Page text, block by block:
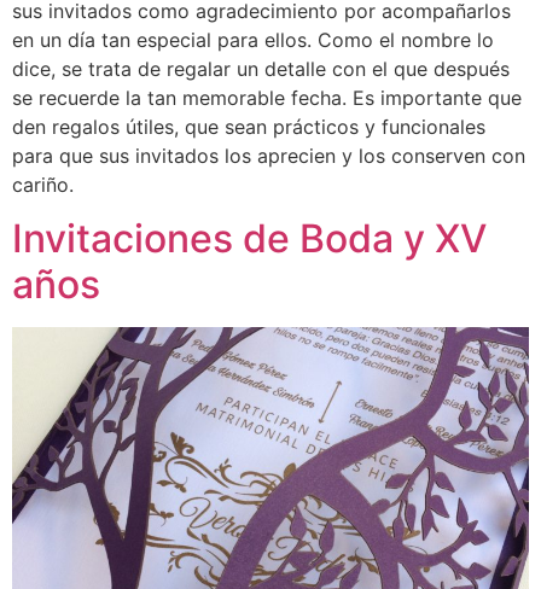
sus invitados como agradecimiento por acompañarlos
en un día tan especial para ellos. Como el nombre lo
dice, se trata de regalar un detalle con el que después
se recuerde la tan memorable fecha. Es importante que
den regalos útiles, que sean prácticos y funcionales
para que sus invitados los aprecien y los conserven con
cariño.
Invitaciones de Boda y XV
años